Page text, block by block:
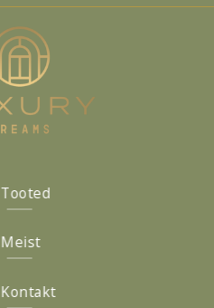
Tooted
Meist
Kontakt